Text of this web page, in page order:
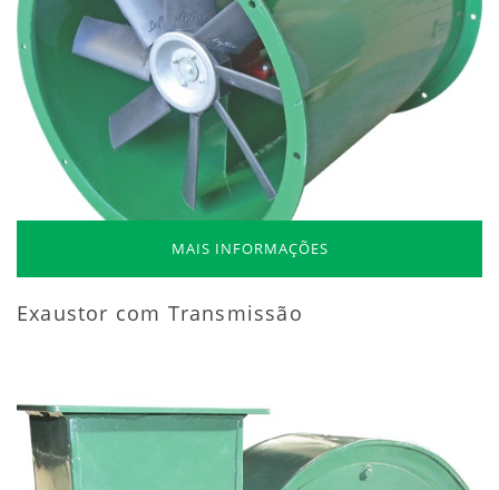
MAIS INFORMAÇÕES
Exaustor com Transmissão